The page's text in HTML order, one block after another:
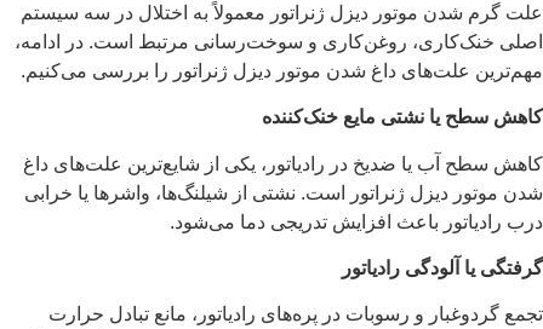
علت گرم شدن موتور دیزل ژنراتور معمولاً به اختلال در سه سیستم
اصلی خنک‌کاری، روغن‌کاری و سوخت‌رسانی مرتبط است. در ادامه،
مهم‌ترین علت‌های داغ شدن موتور دیزل ژنراتور را بررسی می‌کنیم.
کاهش سطح یا نشتی مایع خنک‌کننده
کاهش سطح آب یا ضدیخ در رادیاتور، یکی از شایع‌ترین علت‌های داغ
شدن موتور دیزل ژنراتور است. نشتی از شیلنگ‌ها، واشرها یا خرابی
درب رادیاتور باعث افزایش تدریجی دما می‌شود.
گرفتگی یا آلودگی رادیاتور
تجمع گردوغبار و رسوبات در پره‌های رادیاتور، مانع تبادل حرارت